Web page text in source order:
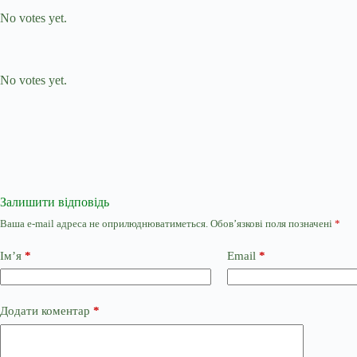
No votes yet.
No votes yet.
Залишити відповідь
Ваша e-mail адреса не оприлюднюватиметься. Обов’язкові поля позначені *
Ім’я * Email *
Додати коментар *